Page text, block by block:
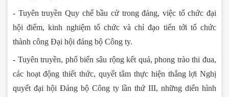
- Tuyên truyền Quy chế bầu cử trong đảng, việc tổ chức đại
hội điểm, kinh nghiệm tổ chức và chỉ đạo tiến tới tổ chức
thành công Đại hội đảng bộ Công ty.
- Tuyên truyền, phổ biến sâu rộng kết quả, phong trào thi đua,
các hoạt động thiết thức, quyết tâm thực hiện thắng lợi Nghị
quyết đại hội Đảng bộ Công ty lần thứ III, những diển hình